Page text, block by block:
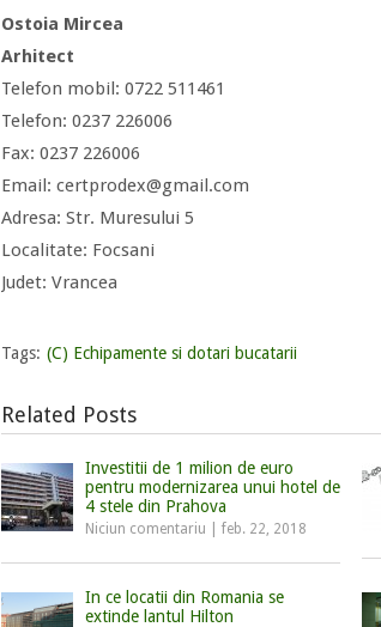
Ostoia Mircea
Arhitect
Telefon mobil: 0722 511461
Telefon: 0237 226006
Fax: 0237 226006
Email: certprodex@gmail.com
Adresa: Str. Muresului 5
Localitate: Focsani
Judet: Vrancea
Tags: (C) Echipamente si dotari bucatarii
Related Posts
Investitii de 1 milion de euro
pentru modernizarea unui hotel de
4 stele din Prahova
Niciun comentariu feb. 22, 2018
In ce locatii din Romania se
extinde lantul Hilton